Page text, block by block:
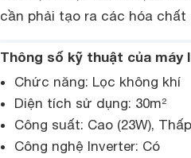
cần phải tạo ra các hóa chất
Thông số kỹ thuật của máy
Chức năng: Lọc không khí
Diện tích sử dụng: 30m²
Công suất: Cao (23W),
Công nghệ Inverter: Có